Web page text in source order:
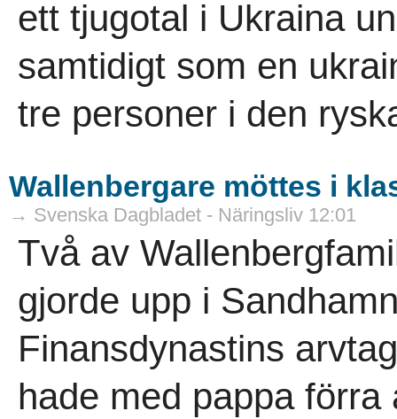
ett tjugotal i Ukraina
samtidigt som en
tre personer i den
Wallenbergare möttes i
→ Svenska Dagbladet - Näringsliv 12:01
Två av
gjorde upp i
Finansdynastins
hade med pappa